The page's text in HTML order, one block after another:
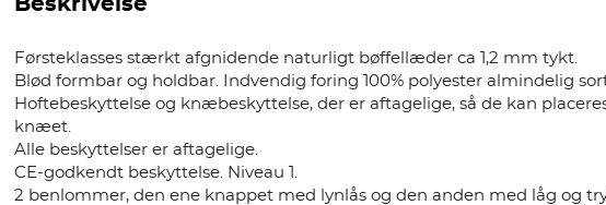
Beskrivelse
Førsteklasses stærkt afgnidende naturligt bøffellæder ca 1,2 mm tykt.
Blød formbar og holdbar. Indvendig foring 100% polyester almindelig
Hoftebeskyttelse og knæbeskyttelse, der er aftagelige, så de kan
knæet.
Alle beskyttelser er aftagelige.
CE-godkendt beskyttelse. Niveau 1.
2 benlommer, den ene knappet med lynlås og den anden med låg og